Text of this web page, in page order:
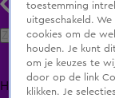
Zoeken
HomeUitzending
toestemming
uitgeschakeld.
cookies om de
houden. Je kunt
om je keuzes te
door op de link
klikken. Je